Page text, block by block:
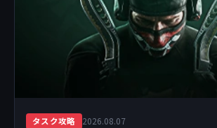
タスク攻略 2026.08.07